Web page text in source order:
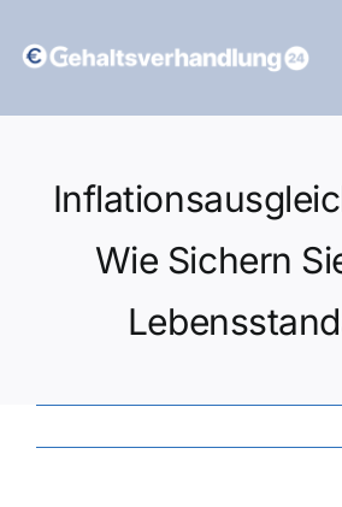
Inhalt
Wie Sichern